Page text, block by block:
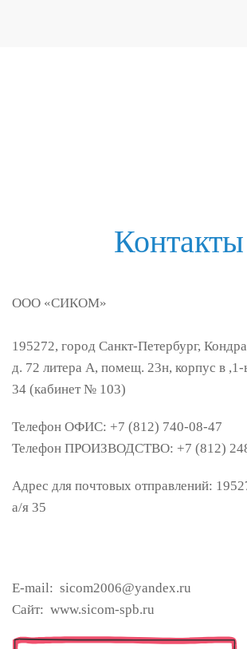
Контакты
ООО «СИКОМ»
195272, город Санкт-Петербург,
д. 72 литера А, помещ. 23н, корпус в
34 (кабинет № 103)
Телефон ОФИС: +7 (812) 740-08-47
Телефон ПРОИЗВОДСТВО: +7 (812)
Адрес для почтовых отправлений:
а/я 35
E-mail: sicom2006@yandex.ru
Сайт: www.sicom-spb.ru